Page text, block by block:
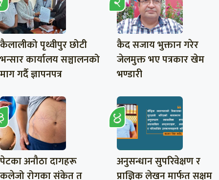
कैलालीको पृथ्वीपुर छोटी
भन्सार कार्यालय सञ्चालनको
माग गर्दै ज्ञापनपत्र
कैद सजाय भुक्तान गरेर
जेलमुक्त भए पत्रकार खेम
भण्डारी
पेटका अनौठा दागहरू
कलेजो रोगका संकेत त
अनुसन्धान सुपरिवेक्षण र
प्राज्ञिक लेखन मार्फत सक्षम